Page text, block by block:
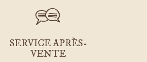
SERVICE APRÈS-
VENTE